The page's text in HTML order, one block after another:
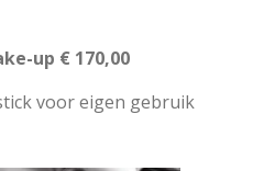
up € 170,00
voor eigen gebruik